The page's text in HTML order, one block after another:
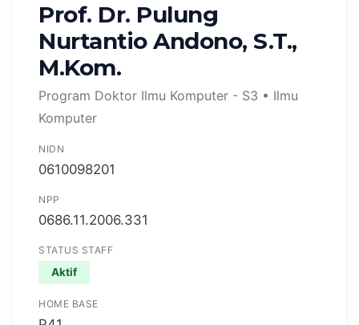
Prof. Dr. Pulung
Nurtantio Andono, S.T.,
M.Kom.
Program Doktor Ilmu Komputer - S3 • Ilmu
Komputer
NIDN
0610098201
NPP
0686.11.2006.331
STATUS STAFF
Aktif
HOME BASE